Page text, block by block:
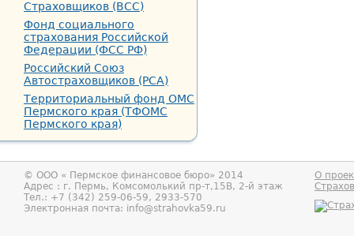
Страховщиков (ВСС)
Фонд социального
страхования Российской
Федерации (ФСС РФ)
Российский Союз
Автостраховщиков (РСА)
Территориальный фонд ОМС
Пермского края (ТФОМС
Пермского края)
© ООО « Пермское финансовое бюро» 2014
Адрес : г. Пермь, Комсомолький пр-т,15В, 2-й этаж
Тел.: +7 (342) 259-06-59, 2933-570
Электронная почта: info@strahovka59.ru
О